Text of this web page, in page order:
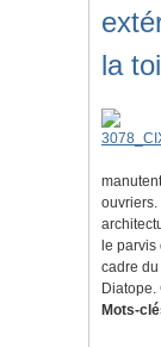
la
ouvriers.
le
cadre
Mots-